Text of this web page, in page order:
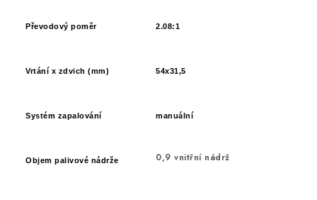
Převodový poměr 2.08:1
Vrtání x zdvich (mm) 54x31,5
Systém zapalování manuální
Objem palivové nádrže 0,9 vnitřní nádrž